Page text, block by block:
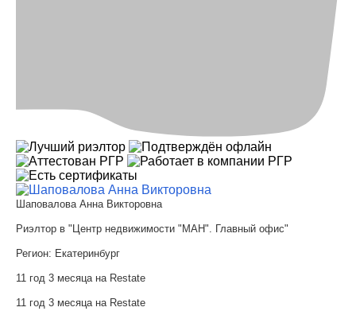
Шаповалова Анна Викторовна
Риэлтор в "Центр недвижимости "МАН". Главный офис"
Регион: Екатеринбург
11 год 3 месяца на Restate
11 год 3 месяца на Restate